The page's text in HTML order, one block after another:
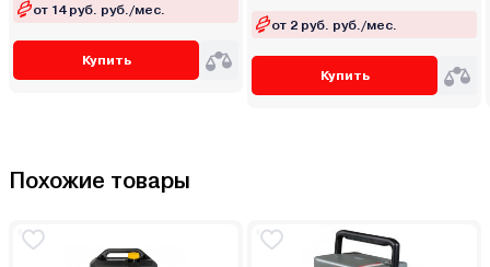
от 14 руб. руб./мес.
Купить
от 2 руб. руб./мес.
Купить
Похожие товары